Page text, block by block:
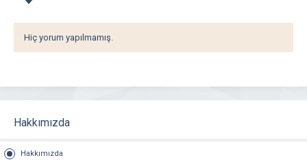
Hiç yorum yapılmamış.
Hakkımızda
Hakkımızda